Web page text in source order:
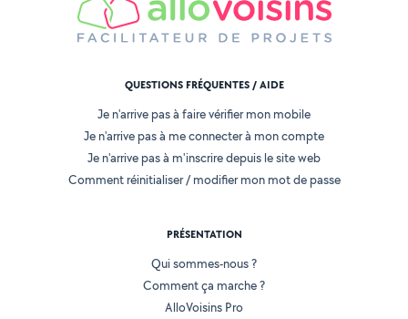
QUESTIONS FRÉQUENTES / AIDE
Je n'arrive pas à faire vérifier mon mobile
Je n'arrive pas à me connecter à mon compte
Je n'arrive pas à m'inscrire depuis le site web
Comment réinitialiser / modifier mon mot de passe
PRÉSENTATION
Qui sommes-nous ?
Comment ça marche ?
AlloVoisins Pro